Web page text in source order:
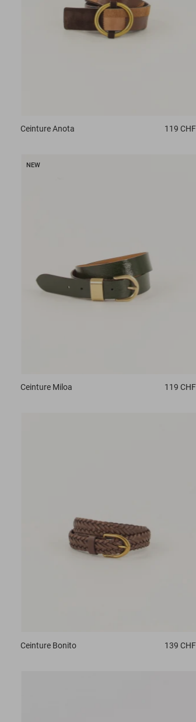
CeintureAnota 119 CHF
NEW
Ceinture Miloa 119 CHF
Ceinture Bonito 139 CHF